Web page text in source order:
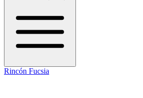
Rincón Fucsia